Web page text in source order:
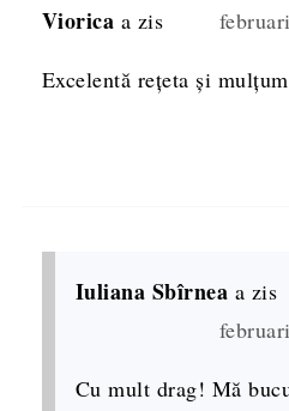
Viorica a zis
Excelentă rețeta și
Iuliana Sbîrnea a zis
Cu mult drag! Mă